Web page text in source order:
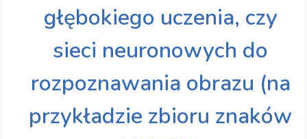
głębokiego uczenia, czy
sieci neuronowych do
rozpoznawania obrazu (na
przykładzie zbioru znaków